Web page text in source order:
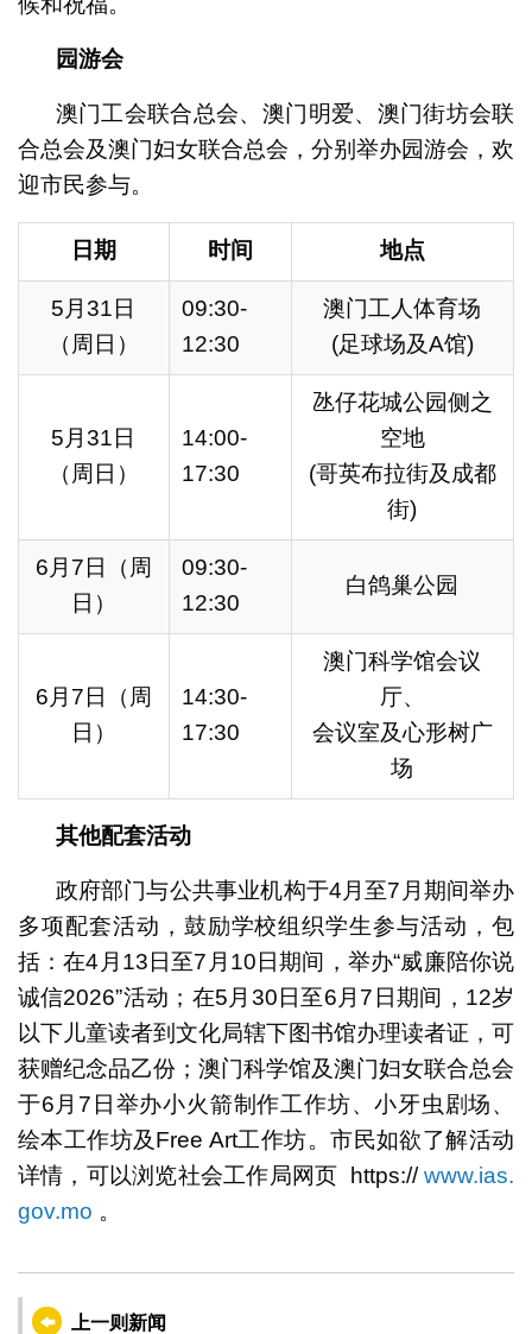
园游会
澳门工会联合总会、澳门明爱、澳门街坊会联
合总会及澳门妇女联合总会，分别举办园游会，欢
迎市民参与。
日期 时间 地点
5月31日
（周日）
09:30-
12:30
澳门工人体育场
(足球场及A馆)
5月31日
（周日）
14:00-
17:30
氹仔花城公园侧之
空地
(哥英布拉街及成都
街)
6月7日（周
日）
09:30-
12:30
白鸽巢公园
6月7日（周
日）
14:30-
17:30
澳门科学馆会议
厅、
会议室及心形树广
场
其他配套活动
政府部门与公共事业机构于4月至7月期间举办
多项配套活动，鼓励学校组织学生参与活动，包
括：在4月13日至7月10日期间，举办“威廉陪你说
诚信2026”活动；在5月30日至6月7日期间，12岁
以下儿童读者到文化局辖下图书馆办理读者证，可
获赠纪念品乙份；澳门科学馆及澳门妇女联合总会
于6月7日举办小火箭制作工作坊、小牙虫剧场、
绘本工作坊及Free Art工作坊。市民如欲了解活动
详情，可以浏览社会工作局网页 https://www.ias.
gov.mo 。
上一则新闻